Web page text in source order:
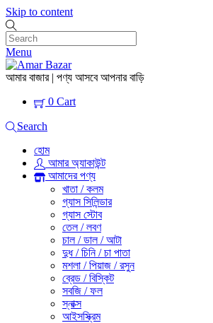
Skip to content
Menu
আমার বাজার | পণ্য আসবে আপনার বাড়ি
0 Cart
Search
হোম
আমার অ্যাকাউন্ট
আমাদের পণ্য
খাতা / কলম
গ্যাস সিলিন্ডার
গ্যাস স্টোব
তেল / লবণ
চাল / ডাল / আটা
দুধ / চিনি / চা পাতা
মশলা / পিয়াজ / রসুন
ব্রেড / বিস্কিট
সবজি / ফল
স্নাক্স
আইসস্ক্রিম